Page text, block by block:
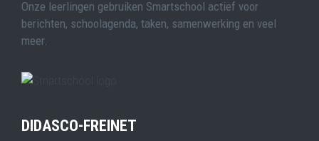
Onze leerlingen gebruiken Smartschool actief voor
berichten, schoolagenda, taken, samenwerking en veel
meer.
DIDASCO-FREINET